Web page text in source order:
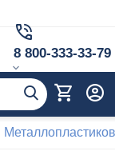
8 800-333-33-79